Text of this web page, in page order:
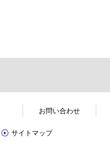
お問い合わせ
サイトマップ